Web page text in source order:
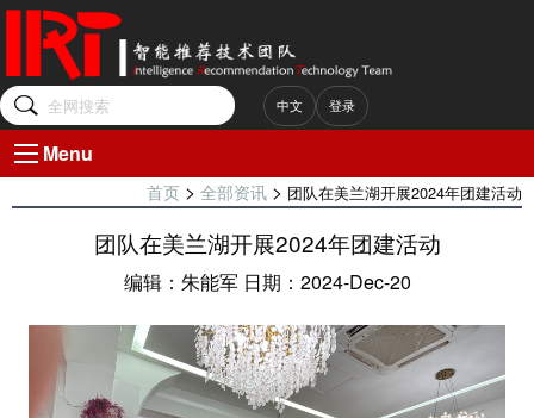
中文 登录
Menu
首页 > 全部资讯 > 团队在美兰湖开展2024年团建活动
团队在美兰湖开展2024年团建活动
编辑：朱能军 日期：2024-Dec-20